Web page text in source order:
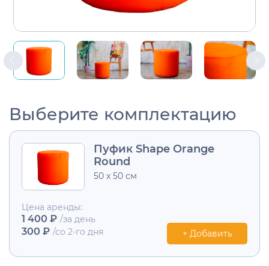
Выберите комплектацию
Пуфик Shape Orange
Round
50 х 50 см
Цена аренды:
1 400 ₽ /за день
300 ₽ /со 2-го дня + Добавить